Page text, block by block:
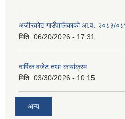
अजीरकोट गाउँपालिकाको आ.व. २०८३/
मिति: 06/20/2026 - 17:31
वार्षिक वजेट तथा कार्याक्रम
मिति: 03/30/2026 - 10:15
अन्य